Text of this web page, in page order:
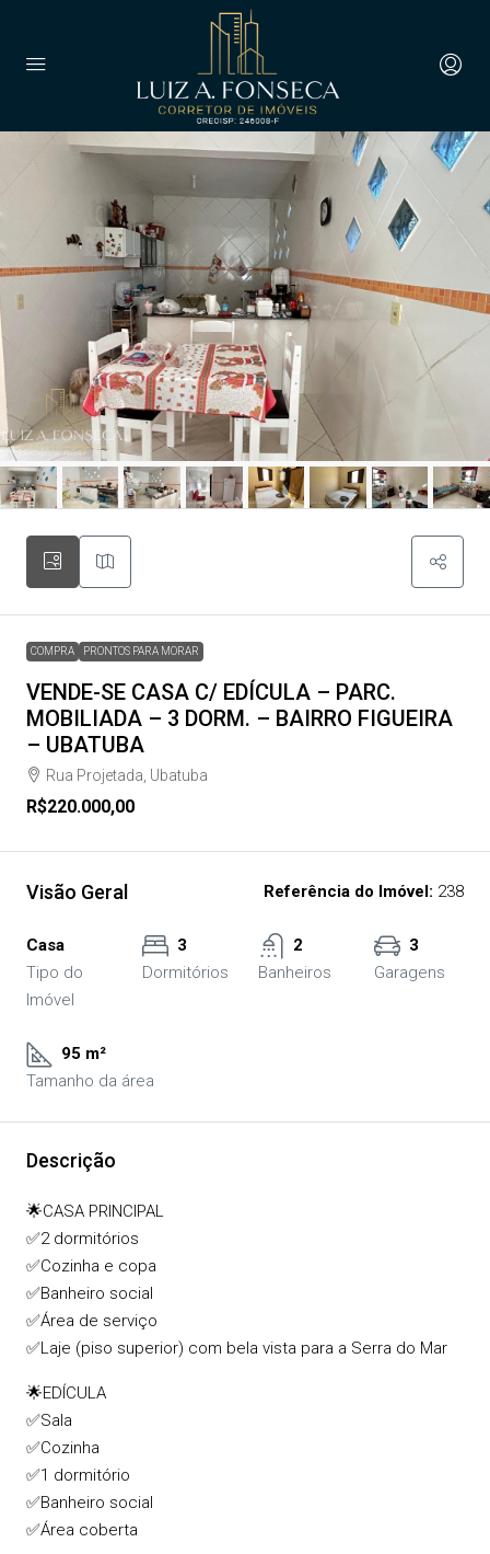
COMPRA PRONTOS PARA MORAR
VENDE-SE CASA C/ EDÍCULA – PARC.
MOBILIADA – 3 DORM. – BAIRRO FIGUEIRA
– UBATUBA
Rua Projetada, Ubatuba
R$220.000,00
Visão Geral Referência do Imóvel: 238
Casa
Tipo do
Imóvel
3
Dormitórios
2
Banheiros
3
Garagens
95 m²
Tamanho da área
Descrição
🌟CASA PRINCIPAL
✅2 dormitórios
✅Cozinha e copa
✅Banheiro social
✅Área de serviço
✅Laje (piso superior) com bela vista para a Serra do Mar
🌟EDÍCULA
✅Sala
✅Cozinha
✅1 dormitório
✅Banheiro social
✅Área coberta